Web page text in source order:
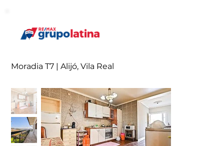
Moradia T7 | Alijó, Vila Real